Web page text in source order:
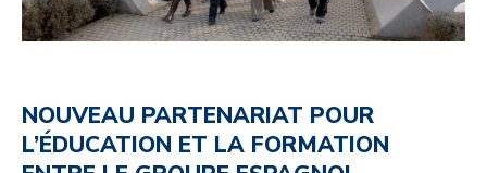
NOUVEAU PARTENARIAT POUR
L’ÉDUCATION ET LA FORMATION